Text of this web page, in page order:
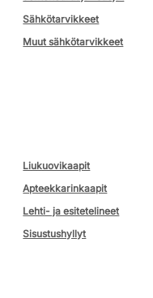
Sähkötarvikkeet
Muut sähkötarvikkeet
Liukuovikaapit
Apteekkarinkaapit
Lehti- ja esitetelineet
Sisustushyllyt